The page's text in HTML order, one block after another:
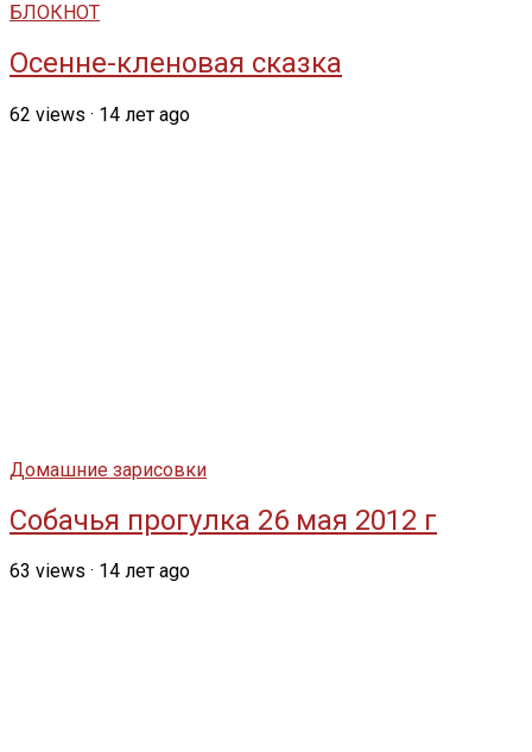
БЛОКНОТ
Осенне-кленовая сказка
62 views · 14 лет ago
Домашние зарисовки
Собачья прогулка 26 мая 2012 г
63 views · 14 лет ago